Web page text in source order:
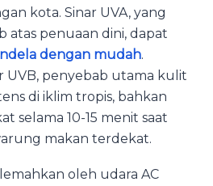
kota. Sinar UVA, yang
atas penuaan dini, dapat
dengan mudah.
UVB, penyebab utama kulit
di iklim tropis, bahkan
selama 10-15 menit saat
makan terdekat.
oleh udara AC